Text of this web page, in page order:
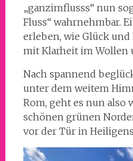
„ganzimflusss“ nun
Fluss“ wahrnehmbar.
erleben, wie Glück
mit Klarheit im Wollen
Nach spannend
unter dem weitem
Rom, geht es nun also
schönen grünen
vor der Tür in